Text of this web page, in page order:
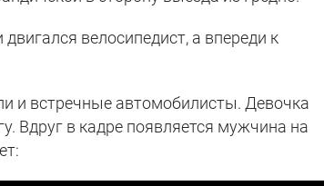
велосипедист, а впереди к
и встречные автомобилисты. Девочка
Вдруг в кадре появляется мужчина на